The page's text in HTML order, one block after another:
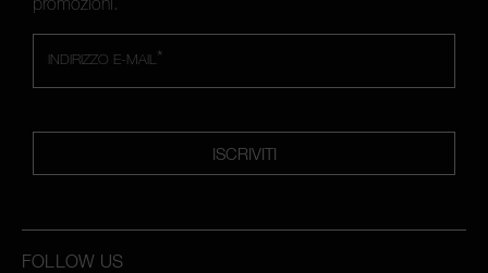
*
INDIRIZZO E-MAIL
ISCRIVITI
FOLLOW US